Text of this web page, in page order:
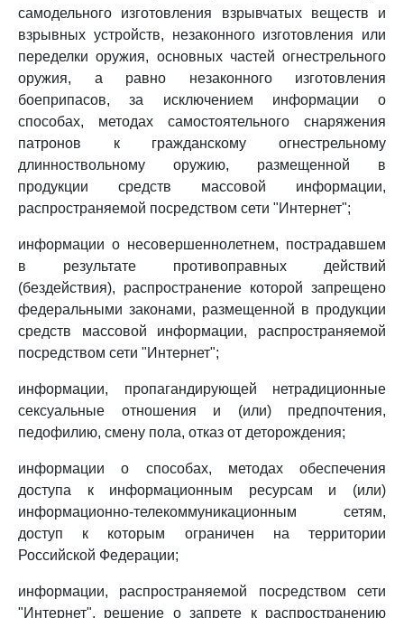
самодельного изготовления взрывчатых веществ и
взрывных устройств, незаконного изготовления или
переделки оружия, основных частей огнестрельного
оружия, а равно незаконного изготовления
боеприпасов, за исключением информации о
способах, методах самостоятельного снаряжения
патронов к гражданскому огнестрельному
длинноствольному оружию, размещенной в
продукции средств массовой информации,
распространяемой посредством сети "Интернет";
информации о несовершеннолетнем, пострадавшем
в результате противоправных действий
(бездействия), распространение которой запрещено
федеральными законами, размещенной в продукции
средств массовой информации, распространяемой
посредством сети "Интернет";
информации, пропагандирующей нетрадиционные
сексуальные отношения и (или) предпочтения,
педофилию, смену пола, отказ от деторождения;
информации о способах, методах обеспечения
доступа к информационным ресурсам и (или)
информационно-телекоммуникационным сетям,
доступ к которым ограничен на территории
Российской Федерации;
информации, распространяемой посредством сети
"Интернет", решение о запрете к распространению